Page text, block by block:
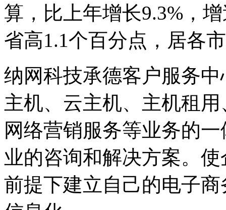
算，比上年增长9.3%，
省高1.1个百分点，居各
纳网科技承德客户服务
主机、云主机、主机租
网络营销服务等业务的
业的咨询和解决方案。
前提下建立自己的电子